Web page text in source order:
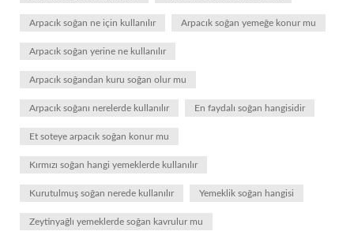
Arpacık soğan ne için kullanılır Arpacık soğan yemeğe konur mu
Arpacık soğan yerine ne kullanılır
Arpacık soğandan kuru soğan olur mu
Arpacık soğanı nerelerde kullanılır En faydalı soğan hangisidir
Et soteye arpacık soğan konur mu
Kırmızı soğan hangi yemeklerde kullanılır
Kurutulmuş soğan nerede kullanılır Yemeklik soğan hangisi
Zeytinyağlı yemeklerde soğan kavrulur mu